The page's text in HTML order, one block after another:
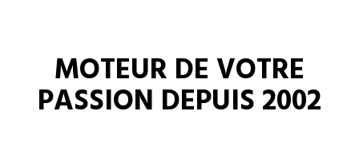
MOTEUR DE VOTRE
PASSION DEPUIS 2002